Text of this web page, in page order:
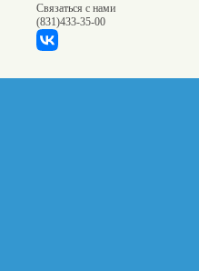
Связаться с нами
(831)433-35-00